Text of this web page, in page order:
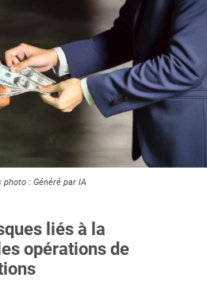
photo : Généré par IA
liés à la
opérations de